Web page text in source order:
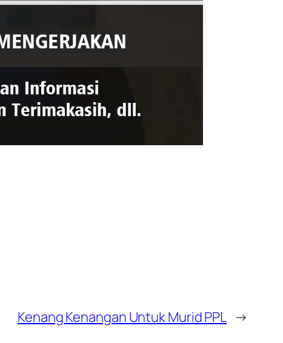
Kenang Kenangan Untuk Murid PPL →